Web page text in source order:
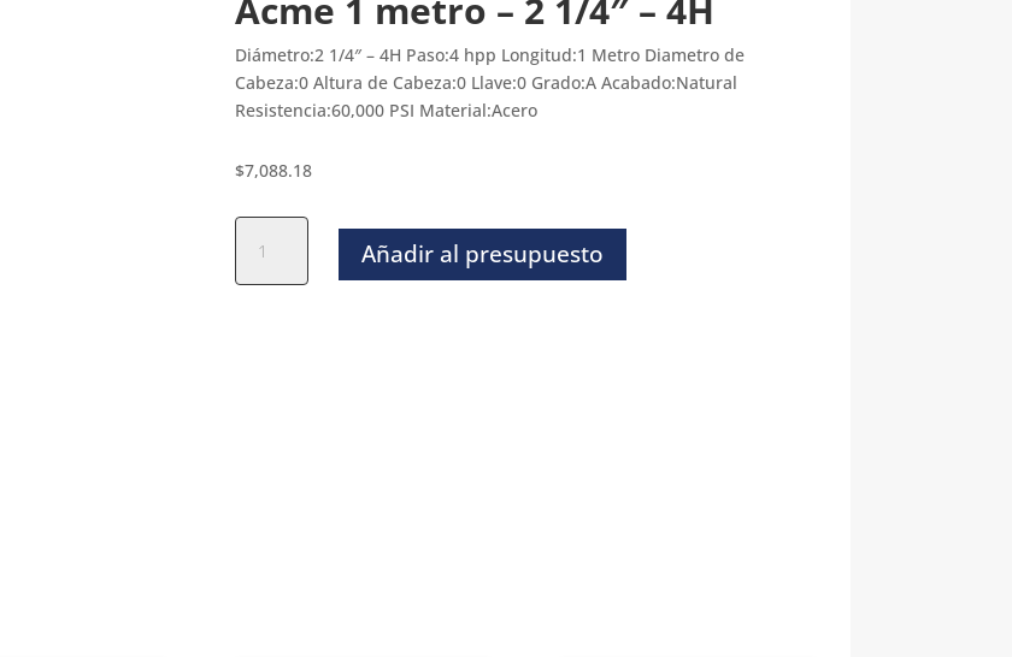
Acme 1 metro – 2 1/4″ – 4H
Diámetro:2 1/4″ – 4H Paso:4 hpp Longitud:1 Metro Diametro de
Cabeza:0 Altura de Cabeza:0 Llave:0 Grado:A Acabado:Natural
Resistencia:60,000 PSI Material:Acero
$7,088.18
Roscada
Izquierda
Añadir al presupuesto